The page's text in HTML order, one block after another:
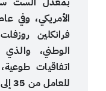
فرانكلين
الوطني،
اتفاقيات
للعامل من 35 إلى 40 ساعة عمل أسبوعياً.